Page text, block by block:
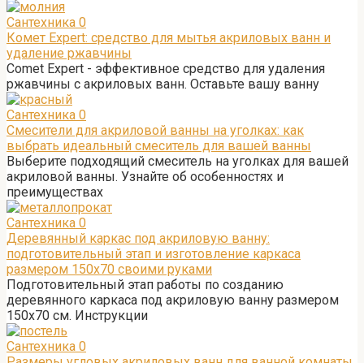
Сантехника 0
Комет Expert: средство для мытья акриловых ванн и
удаление ржавчины
Comet Expert - эффективное средство для удаления
ржавчины с акриловых ванн. Оставьте вашу ванну
Сантехника 0
Смесители для акриловой ванны на уголках: как
выбрать идеальный смеситель для вашей ванны
Выберите подходящий смеситель на уголках для вашей
акриловой ванны. Узнайте об особенностях и
преимуществах
Сантехника 0
Деревянный каркас под акриловую ванну:
подготовительный этап и изготовление каркаса
размером 150х70 своими руками
Подготовительный этап работы по созданию
деревянного каркаса под акриловую ванну размером
150х70 см. Инструкции
Сантехника 0